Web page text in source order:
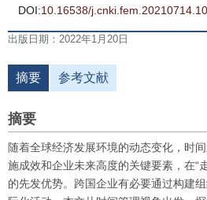
DOI:10.16538/
出版日期：2022年1月20日
摘要 参考文献
摘要
随着全球经济发展环境的动态变化，时
施成效和企业未来高度的关键要素，在“
的先发优势。跨国企业有必要通过构建